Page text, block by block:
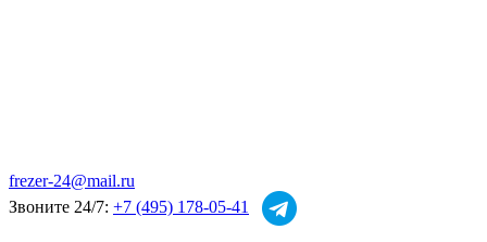
frezer-24@mail.ru
Звоните 24/7: +7 (495) 178-05-41